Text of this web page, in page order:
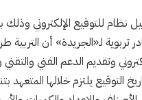
نظام للتوقيع الإلكتروني
تربوية لـ«الجريدة» أن
وتقديم الدعم الفني
هي 15 شهرا من تاريخ التوقيع يلتزم